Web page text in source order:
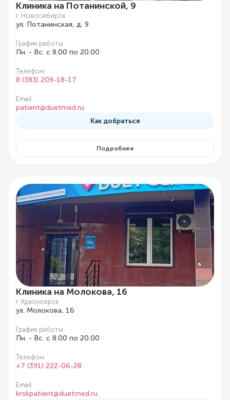
Клиника на Потанинской, 9
г. Новосибирск
ул. Потанинская, д. 9
График работы
Пн. - Вс. с 8.00 по 20.00
Телефон
8 (383) 209-18-17
Email
patient@duetmed.ru
Как добраться
Подробнее
Клиника на Молокова, 16
г. Красноярск
ул. Молокова, 16
График работы
Пн. - Вс. с 8.00 по 20.00
Телефон
+7 (391) 222-06-28
Email
krskpatient@duetmed.ru